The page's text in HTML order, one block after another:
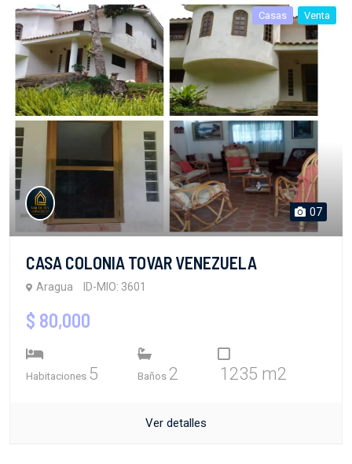
Casas Venta
07
CASA COLONIA TOVAR VENEZUELA
Aragua ID-MIO: 3601
$ 80,000
Habitaciones 5 Baños 2 1235 m2
Ver detalles